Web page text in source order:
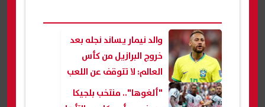
والد نيمار يساند نجله بعد
خروج البرازيل من كأس
العالم: لا تتوقف عن اللعب
"ألغوها".. منتخب بلجيكا